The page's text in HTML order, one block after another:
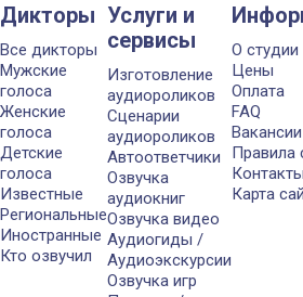
Дикторы
Все дикторы
Мужские
голоса
Женские
голоса
Детские
голоса
Известные
Региональные
Иностранные
Кто озвучил
Услуги и
сервисы
Изготовление
аудиороликов
Сценарии
аудиороликов
Автоответчики
Озвучка
аудиокниг
Озвучка видео
Аудиогиды /
Аудиоэкскурсии
Озвучка игр
О студии
Цены
Оплата
FAQ
Вакансии
Правила
Контакты
Карта